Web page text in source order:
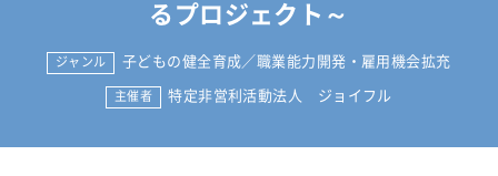
るプロジェクト～
ジャンル 子どもの健全育成／職業能力開発・雇用機会拡充
主催者 特定非営利活動法人 ジョイフル